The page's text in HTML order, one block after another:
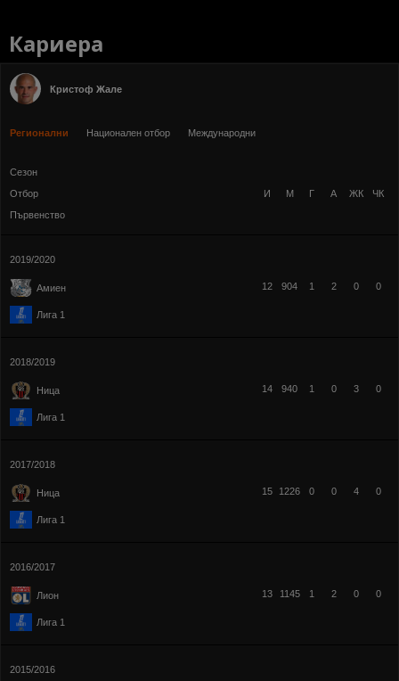
Кариера
Кристоф Жале
Регионални Национален отбор Международни
Сезон
Отбор
Първенство
И М Г А ЖК ЧК
2019/2020
Амиен
Лига 1
12 904 1 2 0 0
2018/2019
Ница
Лига 1
14 940 1 0 3 0
2017/2018
Ница
Лига 1
15 1226 0 0 4 0
2016/2017
Лион
Лига 1
13 1145 1 2 0 0
2015/2016